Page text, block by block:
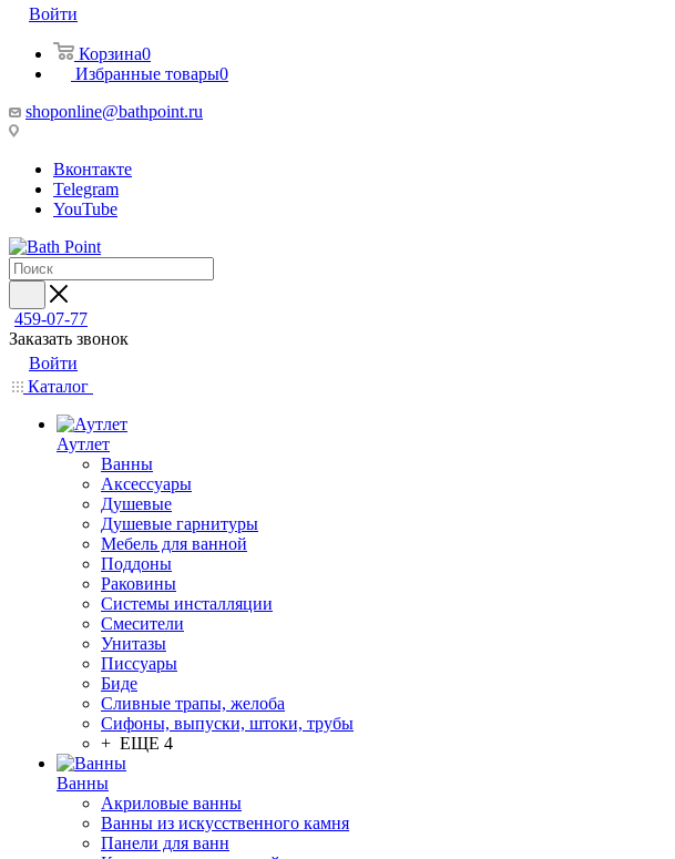
Войти
Корзина0
Избранные товары0
shoponline@bathpoint.ru
Вконтакте
Telegram
YouTube
459-07-77
Заказать звонок
Войти
Каталог
Аутлет
Ванны
Аксессуары
Душевые
Душевые гарнитуры
Мебель для ванной
Поддоны
Раковины
Системы инсталляции
Смесители
Унитазы
Писсуары
Биде
Сливные трапы, желоба
Сифоны, выпуски, штоки, трубы
+ ЕЩЕ 4
Ванны
Акриловые ванны
Ванны из искусственного камня
Панели для ванн